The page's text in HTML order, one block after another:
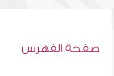
صفحة الفهرس